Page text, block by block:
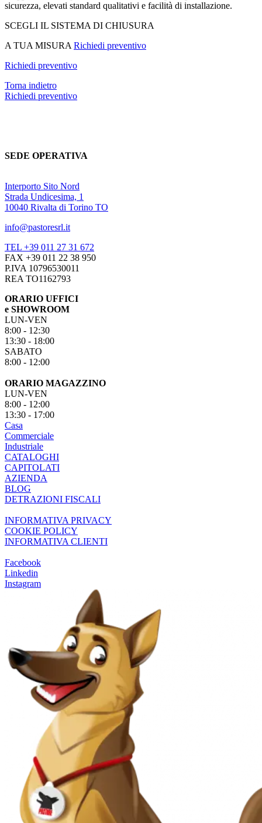
sicurezza, elevati standard qualitativi e facilità di installazione.
SCEGLI IL SISTEMA DI CHIUSURA
A TUA MISURA Richiedi preventivo
Richiedi preventivo
Torna indietro
Richiedi preventivo
SEDE OPERATIVA
Interporto Sito Nord
Strada Undicesima, 1
10040 Rivalta di Torino TO
info@pastoresrl.it
TEL +39 011 27 31 672
FAX +39 011 22 38 950
P.IVA 10796530011
REA TO1162793
ORARIO UFFICI
e SHOWROOM
LUN-VEN
8:00 - 12:30
13:30 - 18:00
SABATO
8:00 - 12:00
ORARIO MAGAZZINO
LUN-VEN
8:00 - 12:00
13:30 - 17:00
Casa
Commerciale
Industriale
CATALOGHI
CAPITOLATI
AZIENDA
BLOG
DETRAZIONI FISCALI
INFORMATIVA PRIVACY
COOKIE POLICY
INFORMATIVA CLIENTI
Facebook
Linkedin
Instagram